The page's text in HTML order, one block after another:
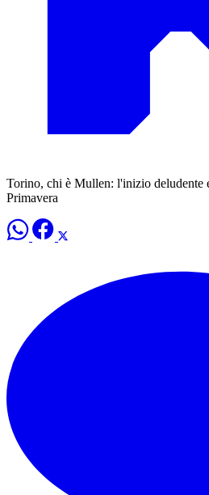
Torino, chi è Mullen: l'inizio deludente
Primavera